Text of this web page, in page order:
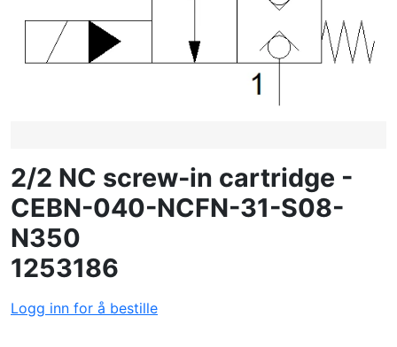
OPPRETTE PROFIL
2/2 NC screw-in cartridge -
CEBN-040-NCFN-31-S08-
N350
1253186
Logg inn for å bestille